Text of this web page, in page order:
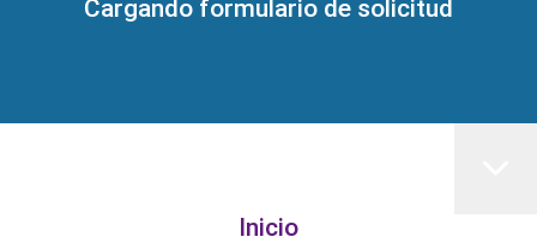
Cargando formulario de solicitud
Inicio